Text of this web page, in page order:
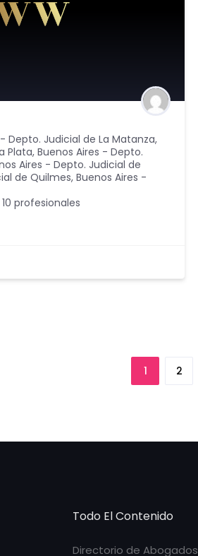
Depto. Judicial de La Matanza,
Plata, Buenos Aires - Depto.
Aires - Depto. Judicial de
de Quilmes, Buenos Aires -
profesionales
1 2
Todo El Contenido
Directorio de Abogados